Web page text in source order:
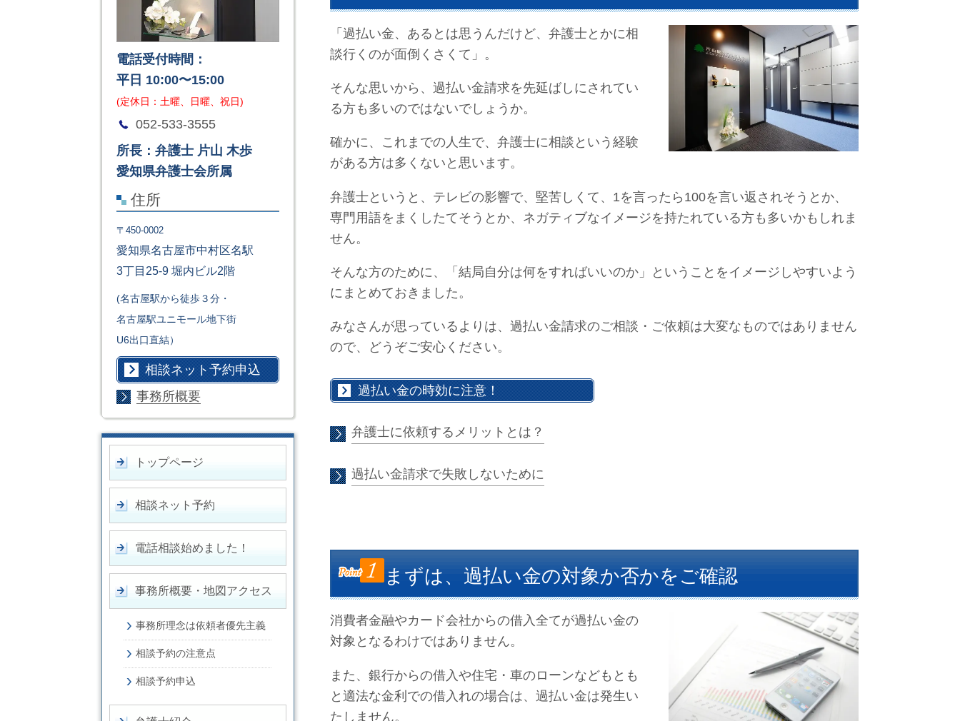
「過払い金、あるとは思うんだけど、弁護士とかに相
談行くのが面倒くさくて」。
そんな思いから、過払い金請求を先延ばしにされてい
る方も多いのではないでしょうか。
確かに、これまでの人生で、弁護士に相談という経験
がある方は多くないと思います。
弁護士というと、テレビの影響で、堅苦しくて、1を言ったら100を言い返されそうとか、
専門用語をまくしたてそうとか、ネガティブなイメージを持たれている方も多いかもしれま
せん。
そんな方のために、「結局自分は何をすればいいのか」ということをイメージしやすいよう
にまとめておきました。
みなさんが思っているよりは、過払い金請求のご相談・ご依頼は大変なものではありません
ので、どうぞご安心ください。
過払い金の時効に注意！
弁護士に依頼するメリットとは？
過払い金請求で失敗しないために
まずは、過払い金の対象か否かをご確認
消費者金融やカード会社からの借入全てが過払い金の
対象となるわけではありません。
また、銀行からの借入や住宅・車のローンなどもとも
と適法な金利での借入れの場合は、過払い金は発生い
たしません。
電話受付時間：
平日 10:00〜15:00
(定休日：土曜、日曜、祝日)
052-533-3555
所長：弁護士 片山 木歩
愛知県弁護士会所属
住所
〒450-0002
愛知県名古屋市中村区名駅
3丁目25-9 堀内ビル2階
(名古屋駅から徒歩３分・
名古屋駅ユニモール地下街
U6出口直結）
相談ネット予約申込
事務所概要
トップページ
相談ネット予約
電話相談始めました！
事務所概要・地図アクセス
事務所理念は依頼者優先主義
相談予約の注意点
相談予約申込